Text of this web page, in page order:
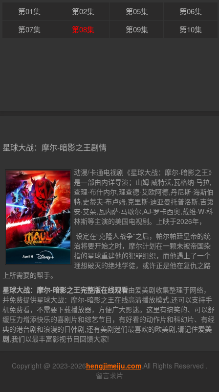
第01集 第02集 第05集
第06集
第07集
第08集 第09集 第10集
星球大战：摩尔-暗影之王剧情
动漫/卡通电视剧《星球大战：摩尔-暗影之王》
是一部由内详导演；山姆·威特沃,瓦格纳·马拉,
查理·布什内尔,理查德·艾欧阿德,丹尼斯·海斯伯
特,史蒂夫·布卢姆,克里斯·迪亚曼托普洛斯,吉第
安·艾朵,瓦内萨·马歇尔,AJ·罗卡西奥,戴维·W·科
林斯等主演的美国电视剧。上映于2026年，
设定在“克隆人战争”之后，帕尔帕廷皇帝的统
治将要开始之时，摩尔计划在一颗未被帝国染
指的星球重建他的犯罪组织，而他遇上了一个
理想破灭的绝地学徒，或许正是他在复仇之路
上所需要的帮手。
星球大战：摩尔-暗影之王完整版在线观看由爱美剧收集整理于网络，
并免费提供星球大战：摩尔-暗影之王在线高清播放模式,还可以支持手
机免费看，不需要下载播放器，方便广大影迷。这里有搞笑的、可以舒
缓压力增添快乐的喜剧片和综艺节目，有好看的动作片和科幻片、有经
典的港台剧和浪漫的日韩剧,还有美剧迷们最喜欢的欧美剧,请记住爱美
剧,我们以最丰富影视节目回馈大家!
Copyright @ 2023-2026hengjimeiju.com.All Rights Reserved .
留言求片